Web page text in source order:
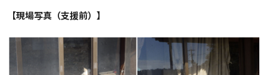
【現場写真（支援前）】